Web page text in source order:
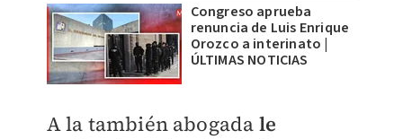
Congreso aprueba
renuncia de Luis Enrique
Orozco a interinato |
ÚLTIMAS NOTICIAS
A la también abogada le